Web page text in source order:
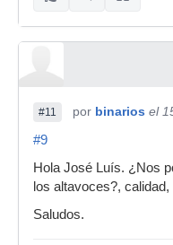
#11 por binarios el
#9
Hola José Luís. ¿Nos
los altavoces?,
Saludos.